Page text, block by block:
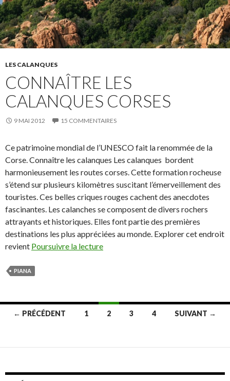
LES CALANQUES
CONNAÎTRE LES
CALANQUES CORSES
9 MAI 2012 15 COMMENTAIRES
Ce patrimoine mondial de l’UNESCO fait la renommée de la
Corse. Connaître les calanques Les calanques bordent
harmonieusement les routes corses. Cette formation rocheuse
s’étend sur plusieurs kilomètres suscitant l’émerveillement des
touristes. Ces belles criques rouges cachent des anecdotes
fascinantes. Les calanches se composent de divers rochers
attrayants et historiques. Elles font partie des premières
destinations les plus appréciées au monde. Explorer cet endroit
revient Poursuivre la lecture
PIANA
des
← PRÉCÉDENT 1 2 3 4 SUIVANT →